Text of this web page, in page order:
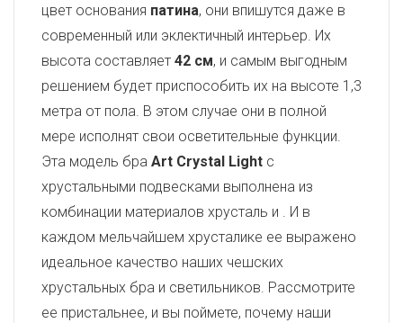
цвет основания патина, они впишутся даже в
современный или эклектичный интерьер. Их
высота составляет 42 см, и самым выгодным
решением будет приспособить их на высоте 1,3
метра от пола. В этом случае они в полной
мере исполнят свои осветительные функции.
Эта модель бра Art Crystal Light с
хрустальными подвесками выполнена из
комбинации материалов хрусталь и . И в
каждом мельчайшем хрусталике ее выражено
идеальное качество наших чешских
хрустальных бра и светильников. Рассмотрите
ее пристальнее, и вы поймете, почему наши